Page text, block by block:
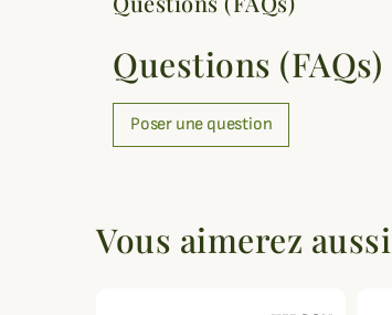
Questions (FAQs)
Poser une question
Vous aimerez aussi